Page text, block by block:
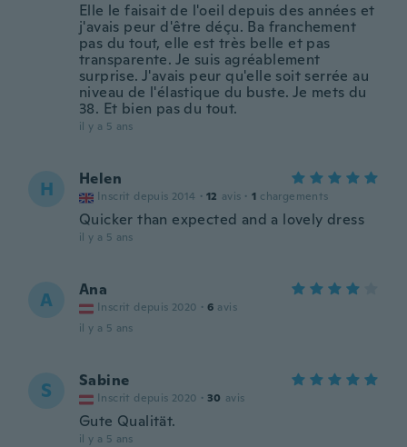
Elle le faisait de l'oeil depuis des années et
j'avais peur d'être déçu. Ba franchement
pas du tout, elle est très belle et pas
transparente. Je suis agréablement
surprise. J'avais peur qu'elle soit serrée au
niveau de l'élastique du buste. Je mets du
38. Et bien pas du tout.
il y a 5 ans
H Helen
Inscrit depuis 2014 · 12 avis · 1 chargements
Quicker than expected and a lovely dress
il y a 5 ans
A Ana
Inscrit depuis 2020 · 6 avis
il y a 5 ans
S Sabine
Inscrit depuis 2020 · 30 avis
Gute Qualität.
il y a 5 ans